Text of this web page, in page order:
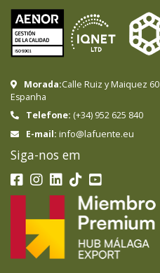
Morada:Calle Ruiz y Maiquez 60
Espanha
Telefone: (+34) 952 625 840
E-mail: info@lafuente.eu
Siga-nos em